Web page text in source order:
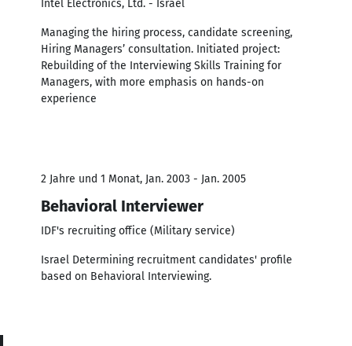
Intel Electronics, Ltd. - Israel
Managing the hiring process, candidate screening,
Hiring Managers’ consultation. Initiated project:
Rebuilding of the Interviewing Skills Training for
Managers, with more emphasis on hands-on
experience
2 Jahre und 1 Monat, Jan. 2003 - Jan. 2005
Behavioral Interviewer
IDF's recruiting office (Military service)
Israel Determining recruitment candidates' profile
based on Behavioral Interviewing.